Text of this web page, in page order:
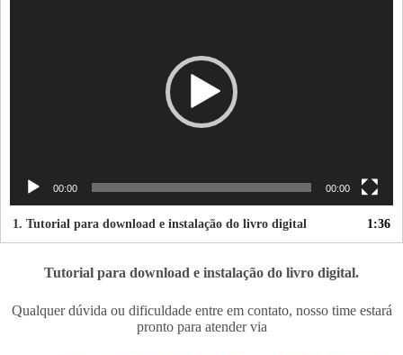
00:00 00:00
1. Tutorial para download e instalação do livro digital 1:36
Tutorial para download e instalação do livro digital.
Qualquer dúvida ou dificuldade entre em contato, nosso time estará
pronto para atender via